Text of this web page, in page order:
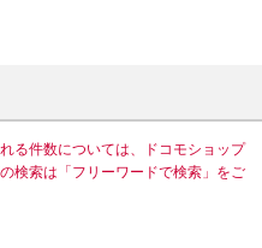
る件数については、ドコモショップ
検索は「フリーワードで検索」をご